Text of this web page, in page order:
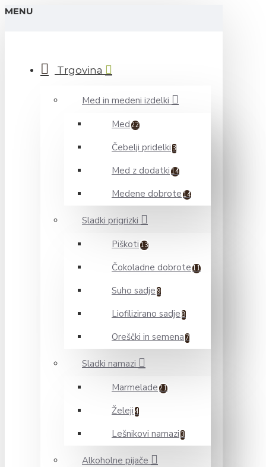
MENU
Trgovina
Med in medeni izdelki
Med 22
Čebelji pridelki 3
Med z dodatki 14
Medene dobrote 14
Sladki prigrizki
Piškoti 13
Čokoladne dobrote 11
Suho sadje 9
Liofilizirano sadje 8
Oreščki in semena 7
Sladki namazi
Marmelade 21
Želeji 4
Lešnikovi namazi 3
Alkoholne pijače